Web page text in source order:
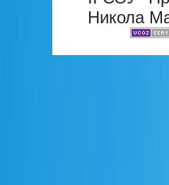
Никола